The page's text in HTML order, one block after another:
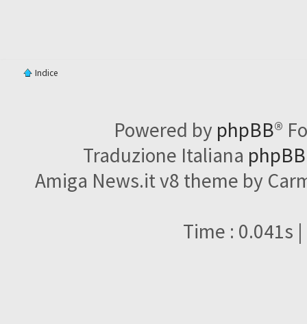
Indice
Powered by phpBB®
Traduzione Italiana
Amiga News.it v8 theme by
Time : 0.041s